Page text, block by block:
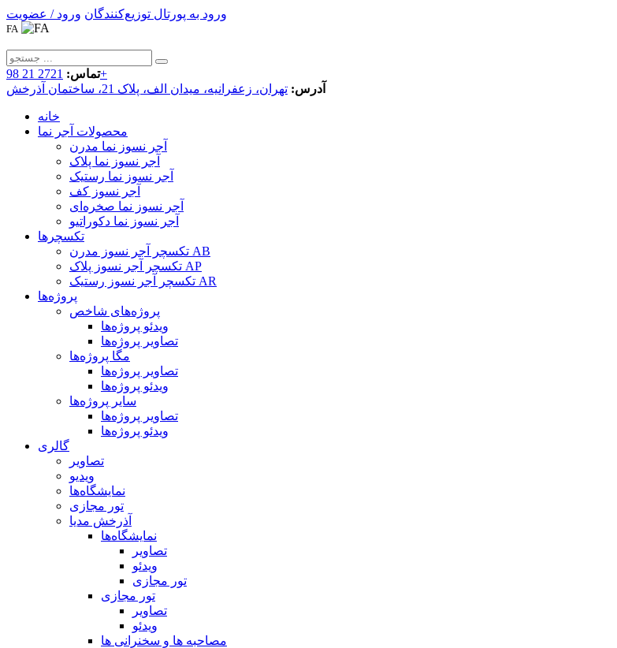
ورود به پورتال توزیع‌کنندگان ورود / عضویت
FA
تماس:2721 21 98+
آدرس: تهران، زعفرانیه، میدان الف، پلاک 21، ساختمان آذرخش
خانه
محصولات آجر نما
آجر نسوز نما مدرن
آجر نسوز نما پلاک
آجر نسوز نما رستیک
آجر نسوز کف
آجر نسوز نما صخره‌ای
آجر نسوز نما دکوراتیو
تکسچرها
تکسچر آجر نسوز مدرن AB
تکسچر آجر نسوز پلاک AP
تکسچر آجر نسوز رستیک AR
پروژه‌ها
پروژه‌های شاخص
ویدئو پروژه‌ها
تصاویر پروژه‌ها
مگا پروژه‌ها
تصاویر پروژه‌ها
ویدئو پروژه‌ها
سایر پروژه‌ها
تصاویر پروژه‌ها
ویدئو پروژه‌ها
گالری
تصاویر
ویدیو
نمایشگاه‌ها
تور مجازی
آذرخش مدیا
نمایشگاه‌ها
تصاویر
ویدئو
تور مجازی
تور مجازی
تصاویر
ویدئو
مصاحبه ها و سخنرانی ها